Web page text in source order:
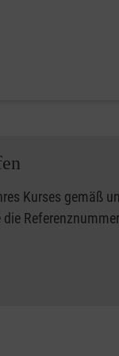
Kurses gemäß